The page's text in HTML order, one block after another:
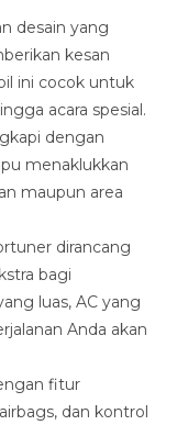
desain yang
kesan
ini cocok untuk
acara spesial.
dengan
menaklukkan
maupun area
dirancang
bagi
luas, AC yang
Anda akan
fitur
dan kontrol